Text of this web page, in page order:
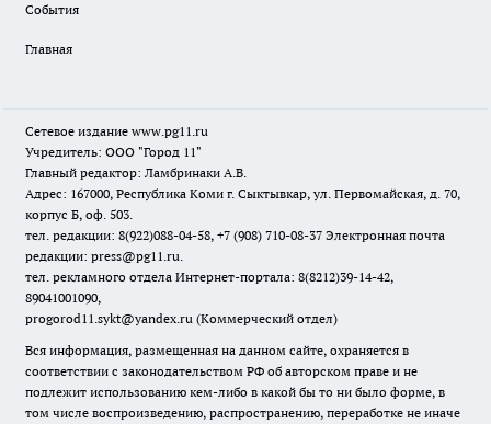
События
Главная
Сетевое издание www.pg11.ru
Учредитель: ООО "Город 11"
Главный редактор: Ламбринаки А.В.
Адрес: 167000, Республика Коми г. Сыктывкар, ул. Первомайская, д. 70,
корпус Б, оф. 503.
тел. редакции: 8(922)088-04-58, +7 (908) 710-08-37 Электронная почта
редакции: press@pg11.ru.
тел. рекламного отдела Интернет-портала: 8(8212)39-14-42,
89041001090,
progorod11.sykt@yandex.ru (Коммерческий отдел)
Вся информация, размещенная на данном сайте, охраняется в
соответствии с законодательством РФ об авторском праве и не
подлежит использованию кем-либо в какой бы то ни было форме, в
том числе воспроизведению, распространению, переработке не иначе